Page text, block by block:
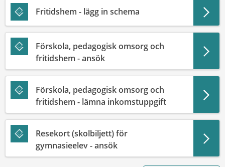
Fritidshem - lägg in schema
Förskola, pedagogisk omsorg och
fritidshem - ansök
Förskola, pedagogisk omsorg och
fritidshem - lämna inkomstuppgift
Resekort (skolbiljett) för
gymnasieelev - ansök